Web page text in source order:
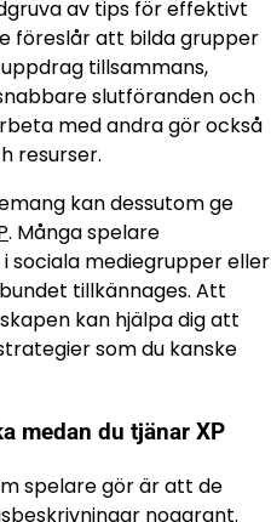
av tips för effektivt
föreslår att bilda grupper
tillsammans,
slutföranden och
med andra gör också
resurser.
kan dessutom ge
. Många spelare
sociala mediegrupper eller
tillkännages. Att
kan hjälpa dig att
som du kanske
medan du tjänar XP
spelare gör är att de
noggrant.